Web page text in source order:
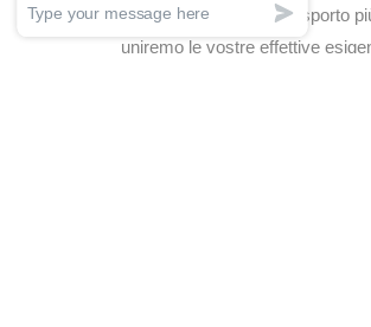
Forniremo il piano di trasporto
uniremo le vostre effettive